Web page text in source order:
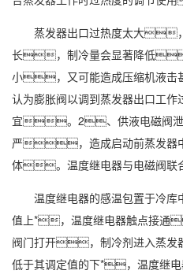
蒸发器出口过热度太大，
长，制冷量会显著降低
小，又可能造成压缩机液
认为膨胀阀以调到蒸发器出口工
宜。2、供液电磁阀泄
严，造成启动前蒸发器
体。温度继电器与电磁阀
温度继电器的感温包置于冷库
值上*，温度继电器触点接
阀门打开，制冷剂进入蒸
低于其调定值的下*，温度继